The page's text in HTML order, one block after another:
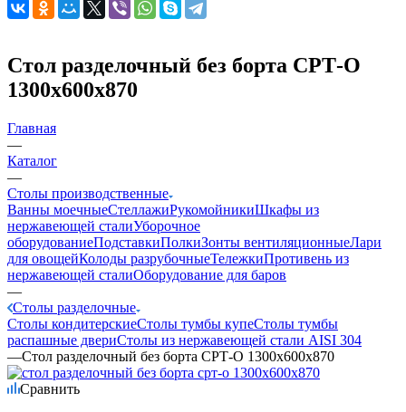
Стол разделочный без борта СРТ-О
1300х600х870
Главная
—
Каталог
—
Столы производственные
Ванны моечныеСтеллажиРукомойникиШкафы из
нержавеющей сталиУборочное
оборудованиеПодставкиПолкиЗонты вентиляционныеЛари
для овощейКолоды разрубочныеТележкиПротивень из
нержавеющей сталиОборудование для баров
—
Столы разделочные
Столы кондитерскиеСтолы тумбы купеСтолы тумбы
распашные двериСтолы из нержавеющей стали AISI 304
—Стол разделочный без борта СРТ-О 1300х600х870
Сравнить